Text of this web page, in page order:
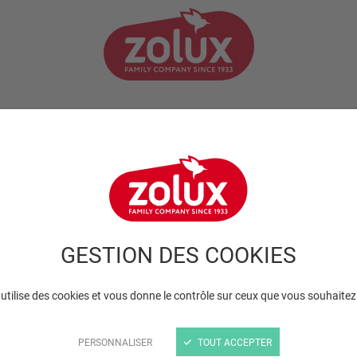
GESTION DES COOKIES
des cookies et vous donne le contrôle sur ceux que vous
PERSONNALISER TOUT ACCEPTER
SON ANIMAL CONSEILS DE PRO NOS ENGAGEMENTS
Volière Chic
volières Chic